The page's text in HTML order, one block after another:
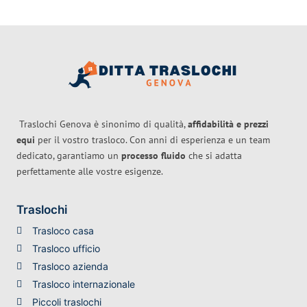
Traslochi Genova è sinonimo di qualità,affidabilità e prezzi
equi per il vostro trasloco. Con anni di esperienza e un team
dedicato, garantiamo un processo fluido che si adatta
perfettamente alle vostre esigenze.
Traslochi
Trasloco casa
Trasloco ufficio
Trasloco azienda
Trasloco internazionale
Piccoli traslochi